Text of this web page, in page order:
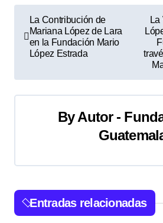
c
i
ó
La Contribución de
Mariana López de Lara
en la Fundación Mario
López Estrada
ByAutor -
Entradas relacionadas